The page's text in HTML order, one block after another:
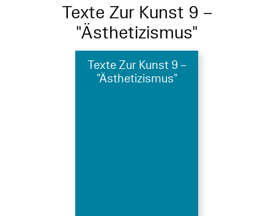
Texte Zur Kunst 9 –
"Ästhetizismus"
Texte Zur Kunst 9 –
"Ästhetizismus"